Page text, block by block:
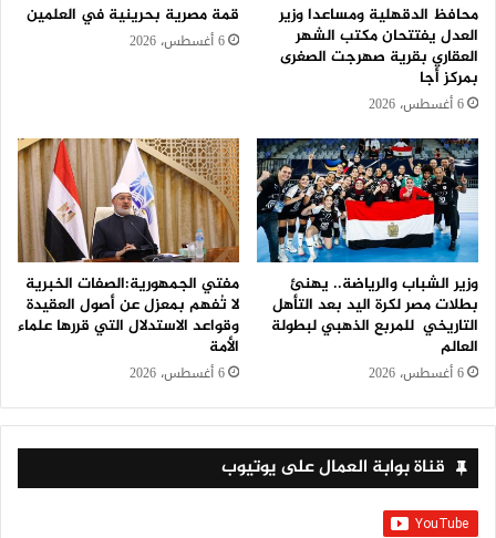
محافظ الدقهلية ومساعدا وزير
العدل يفتتحان مكتب الشهر
العقاري بقرية صهرجت الصغرى
بمركز أجا
6 أغسطس، 2026
قمة مصرية بحرينية في العلمين
6 أغسطس، 2026
وزير الشباب والرياضة.. يهنئ
بطلات مصر لكرة اليد بعد التأهل
التاريخي للمربع الذهبي لبطولة
العالم
6 أغسطس، 2026
مفتي الجمهورية:الصفات الخبرية
لا تُفهم بمعزل عن أصول العقيدة
وقواعد الاستدلال التي قررها علماء
الأمة
6 أغسطس، 2026
قناة بوابة العمال على يوتيوب